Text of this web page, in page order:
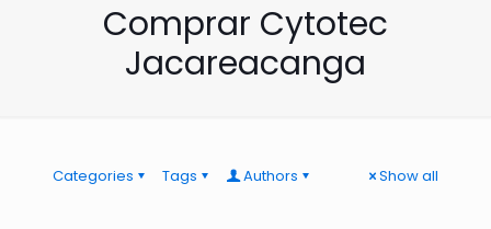
Comprar Cytotec
Jacareacanga
Categories Tags Authors Show all